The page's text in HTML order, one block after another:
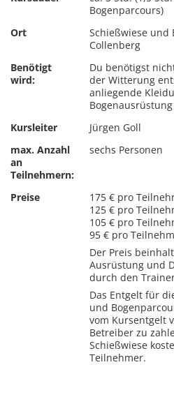
Bogenparcours)
Ort
Schießwiese und
Collenberg
Benötigt
wird:
Du benötigst
der Witterung
anliegende
Kursleiter
Jürgen Goll
max. Anzahl
an
Teilnehmern:
sechs Personen
Preise
175 € pro
125 € pro
105 € pro
95 € pro
Der Preis
Ausrüstung und
durch den
Das Entgelt für
und
vom Kursentgelt
Betreiber zu
Schießwiese
Teilnehmer.